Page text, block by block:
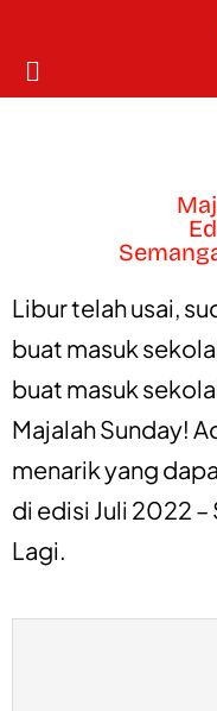
Libur telah usai,
buat masuk
buat masuk
Majalah Sunday!
menarik yang
di edisi Juli 2022
Lagi.